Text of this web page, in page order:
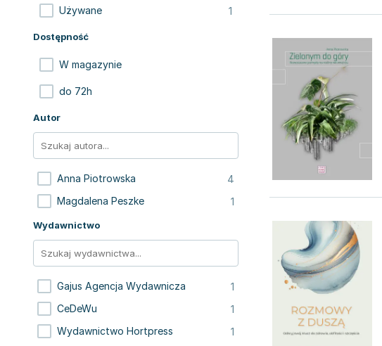
Używane 1
Dostępność
W magazynie
do 72h
Autor
Anna Piotrowska 4
Magdalena Peszke 1
Wydawnictwo
Gajus Agencja Wydawnicza 1
CeDeWu 1
Wydawnictwo Hortpress 1